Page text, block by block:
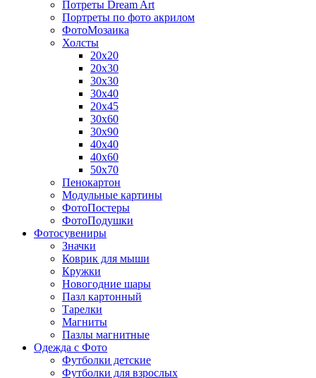
Потреты Dream Art
Портреты по фото акрилом
ФотоМозаика
Холсты
20х20
20х30
30х30
30х40
20х45
30х60
30х90
40х40
40х60
50х70
Пенокартон
Модульные картины
ФотоПостеры
ФотоПодушки
Фотоcувениры
Значки
Коврик для мыши
Кружки
Новогодние шары
Пазл картонный
Тарелки
Магниты
Пазлы магнитные
Одежда с Фото
Футболки детские
Футболки для взрослых